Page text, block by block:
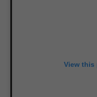
View this